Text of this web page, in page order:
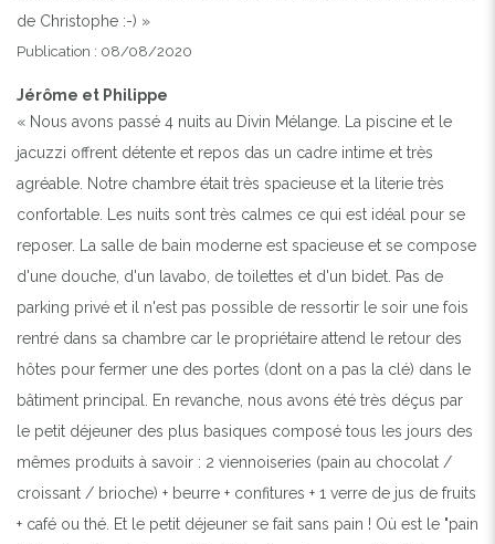
de Christophe :-) »
Publication : 08/08/2020
Jérôme et Philippe
« Nous avons passé 4 nuits au Divin Mélange. La piscine et le
jacuzzi offrent détente et repos das un cadre intime et très
agréable. Notre chambre était très spacieuse et la literie très
confortable. Les nuits sont très calmes ce qui est idéal pour se
reposer. La salle de bain moderne est spacieuse et se compose
d'une douche, d'un lavabo, de toilettes et d'un bidet. Pas de
parking privé et il n'est pas possible de ressortir le soir une fois
rentré dans sa chambre car le propriétaire attend le retour des
hôtes pour fermer une des portes (dont on a pas la clé) dans le
bâtiment principal. En revanche, nous avons été très déçus par
le petit déjeuner des plus basiques composé tous les jours des
mêmes produits à savoir : 2 viennoiseries (pain au chocolat /
croissant / brioche) + beurre + confitures + 1 verre de jus de fruits
+ café ou thé. Et le petit déjeuner se fait sans pain ! Où est le "pain